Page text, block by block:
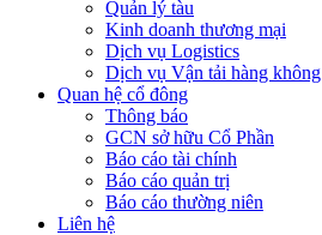
Quản lý tàu
Kinh doanh thương mại
Dịch vụ Logistics
Dịch vụ Vận tải hàng không
Quan hệ cổ đông
Thông báo
GCN sở hữu Cổ Phần
Báo cáo tài chính
Báo cáo quản trị
Báo cáo thường niên
Liên hệ